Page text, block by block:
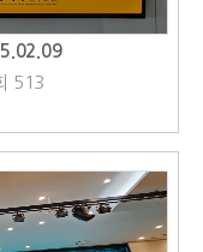
513